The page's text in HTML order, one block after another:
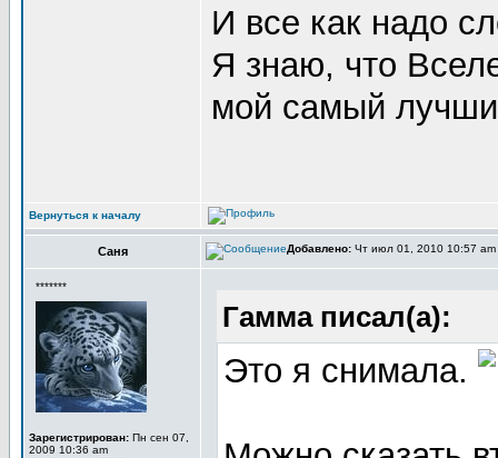
И все как надо
Я знаю, что
мой самый
Вернуться к началу
Саня Добавлено: Чт июл 01, 2010 10:57 am
*******
Зарегистрирован: Пн сен 07,
2009 10:36 am
Гамма писал(а):
Это я снимала.